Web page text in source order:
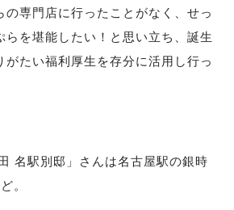
の専門店に行ったことがなく、せっ
らを堪能したい！と思い立ち、誕生
がたい福利厚生を存分に活用し行っ
名駅別邸」さんは名古屋駅の銀時
。